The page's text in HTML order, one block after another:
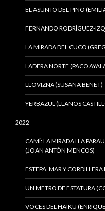
EL ASUNTO DEL PINO
FERNANDO RODRÍGUEZ-
LA MIRADA DEL CUCO
LADERA NORTE (PACO
LLOVIZNA (SUSANA BENET)
YERBAZUL (LLANOS
2022
CAMÍ: LA MIRADA I LA
(JOAN ANTÓN MENCOS)
ESTEPA, MAR Y
UN METRO DE ESTATURA
VOCES DEL HAIKU